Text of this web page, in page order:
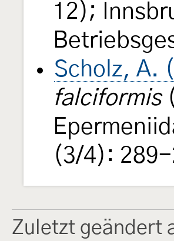
12);
Scholz, A.
falciformis
(3/4): 289-
Zuletzt geändert